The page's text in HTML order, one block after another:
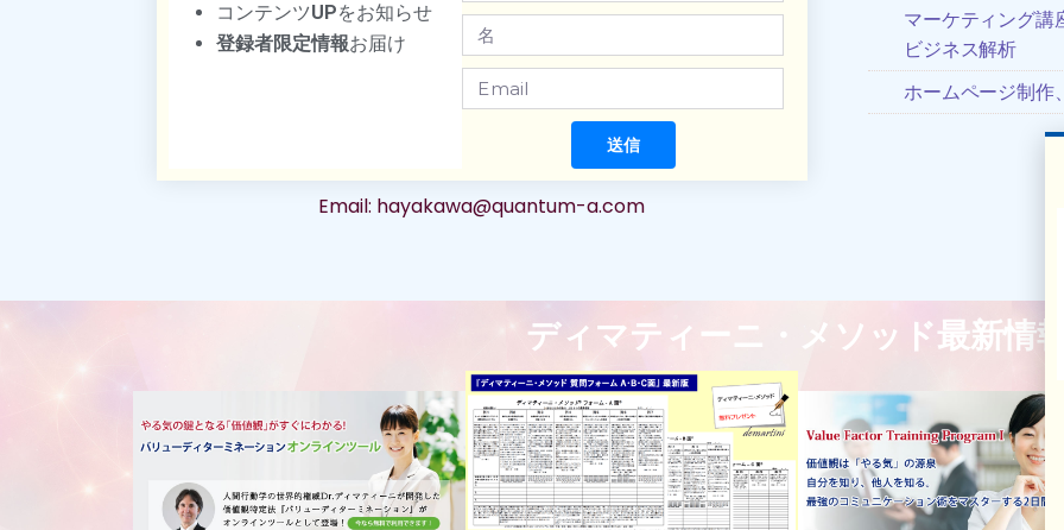
コンテンツUPをお知らせ
登録者限定情報お届け
送信
Email: hayakawa@quantum-a.com
マーケティング講
ビジネス解析
ホームページ制作
ディマティーニ・メソッド最新情